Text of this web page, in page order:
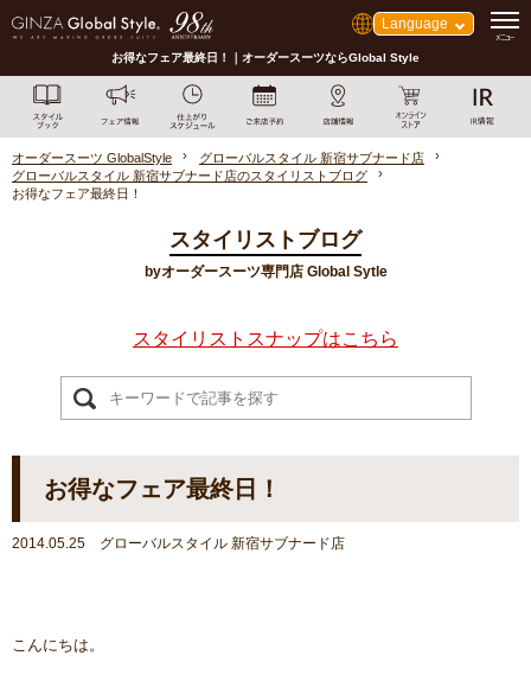
Language
お得なフェア最終日！｜オーダースーツならGlobal Style
オーダースーツ GlobalStyle
グローバルスタイル 新宿サブナード店
グローバルスタイル 新宿サブナード店のスタイリストブログ
お得なフェア最終日！
スタイリストブログ
byオーダースーツ専門店 Global Sytle
スタイリストスナップはこちら
お得なフェア最終日！
2014.05.25 グローバルスタイル 新宿サブナード店
こんにちは。